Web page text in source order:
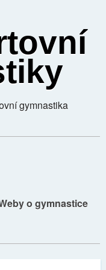
gymnastika
o gymnastice